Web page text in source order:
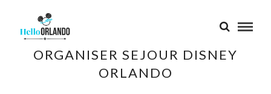
ORGANISER SEJOUR DISNEY
ORLANDO